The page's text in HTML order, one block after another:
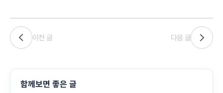
이전 글 다음 글
함께보면 좋은 글